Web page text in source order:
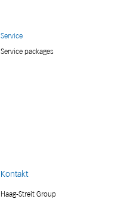
Service
Service packages
Kontakt
Haag-Streit Group